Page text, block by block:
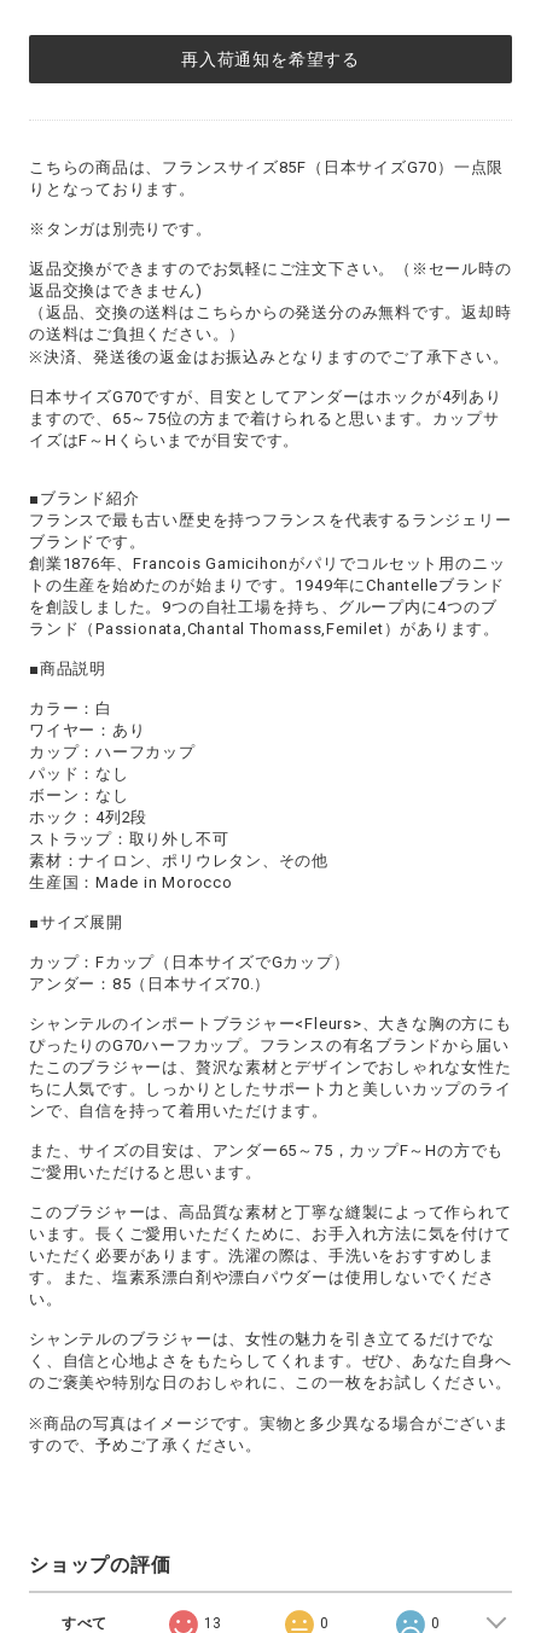
再入荷通知を希望する
こちらの商品は、フランスサイズ85F（日本サイズG70）一点限
りとなっております。
※タンガは別売りです。
返品交換ができますのでお気軽にご注文下さい。（※セール時の
返品交換はできません)
（返品、交換の送料はこちらからの発送分のみ無料です。返却時
の送料はご負担ください。）
※決済、発送後の返金はお振込みとなりますのでご了承下さい。
日本サイズG70ですが、目安としてアンダーはホックが4列あり
ますので、65～75位の方まで着けられると思います。カップサ
イズはF～Hくらいまでが目安です。
■ブランド紹介
フランスで最も古い歴史を持つフランスを代表するランジェリー
ブランドです。
創業1876年、Francois Gamicihonがパリでコルセット用のニッ
トの生産を始めたのが始まりです。1949年にChantelleブランド
を創設しました。9つの自社工場を持ち、グループ内に4つのブ
ランド（Passionata,Chantal Thomass,Femilet）があります。
■商品説明
カラー：白
ワイヤー：あり
カップ：ハーフカップ
パッド：なし
ボーン：なし
ホック：4列2段
ストラップ：取り外し不可
素材：ナイロン、ポリウレタン、その他
生産国：Made in Morocco
■サイズ展開
カップ：Fカップ（日本サイズでGカップ）
アンダー：85（日本サイズ70.）
シャンテルのインポートブラジャー<Fleurs>、大きな胸の方にも
ぴったりのG70ハーフカップ。フランスの有名ブランドから届い
たこのブラジャーは、贅沢な素材とデザインでおしゃれな女性た
ちに人気です。しっかりとしたサポート力と美しいカップのライ
ンで、自信を持って着用いただけます。
また、サイズの目安は、アンダー65～75，カップF～Hの方でも
ご愛用いただけると思います。
このブラジャーは、高品質な素材と丁寧な縫製によって作られて
います。長くご愛用いただくために、お手入れ方法に気を付けて
いただく必要があります。洗濯の際は、手洗いをおすすめしま
す。また、塩素系漂白剤や漂白パウダーは使用しないでくださ
い。
シャンテルのブラジャーは、女性の魅力を引き立てるだけでな
く、自信と心地よさをもたらしてくれます。ぜひ、あなた自身へ
のご褒美や特別な日のおしゃれに、この一枚をお試しください。
※商品の写真はイメージです。実物と多少異なる場合がございま
すので、予めご了承ください。
ショップの評価
すべて 13 0 0